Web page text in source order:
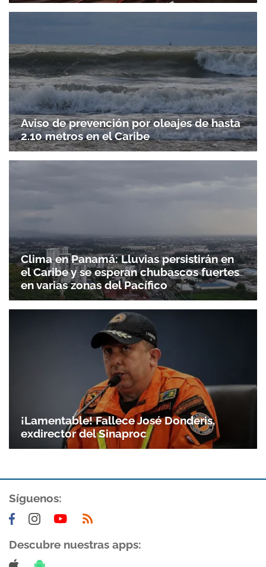
ACEPTAR
Aviso de prevención por oleajes de hasta
2.10 metros en el Caribe
Clima en Panamá: Lluvias persistirán en
el Caribe y se esperan chubascos fuertes
en varias zonas del Pacífico
¡Lamentable! Fallece José Donderis,
exdirector del Sinaproc
Síguenos:
Descubre nuestras apps: